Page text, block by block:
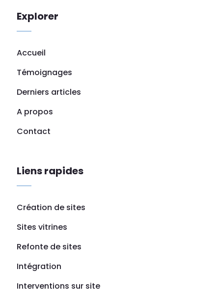
Explorer
Accueil
Témoignages
Derniers articles
A propos
Contact
Liens rapides
Création de sites
Sites vitrines
Refonte de sites
Intégration
Interventions sur site